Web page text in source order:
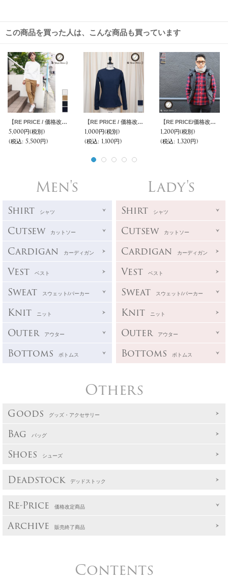
この商品を買った人は、こんな商品も買っています
【RE PRICE / 価格改定】コーデュロイアンクルパンツ [Lady's] 【MADE IN JAPAN】『日本製』/ Upscape Audience
5,000円(税別)
(税込: 5,500円)
【RE PRICE / 価格改定】ヘビーウェイト天竺クルーネックポケット付きカットソー長袖 [Lady's] 【MADE IN JAPAN】 『日本製』 / Upscape Audience
1,000円(税別)
(税込: 1,100円)
【RE PRICE/価格改定】ボヤージュジャガードネックウォーマー/キャップ【MADE IN JAPAN】 / Upscape Audience
1,200円(税別)
(税込: 1,320円)
Men's
Shirt シャツ
Cutsew カットソー
Cardigan カーディガン
Vest ベスト
Sweat スウェット/パーカー
Knit ニット
Outer アウター
Bottoms ボトムス
Lady's
Shirt シャツ
Cutsew カットソー
Cardigan カーディガン
Vest ベスト
Sweat スウェット/パーカー
Knit ニット
Outer アウター
Bottoms ボトムス
Others
Goods グッズ・アクセサリー
Bag バッグ
Shoes シューズ
Deadstock デッドストック
Re-Price 価格改定商品
Archive 販売終了商品
Contents